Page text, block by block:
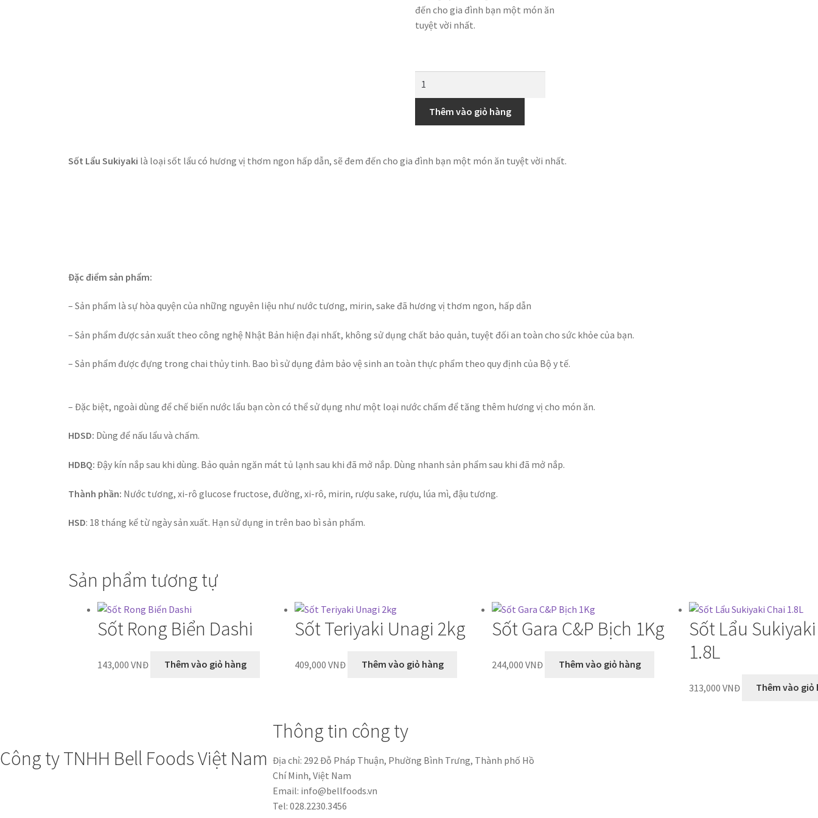
đến cho gia đình bạn một món ăn
tuyệt vời nhất.
Thêm vào giỏ hàng
Sốt Lẩu Sukiyaki là loại sốt lẩu có hương vị thơm ngon hấp dẫn, sẽ đem đến cho gia đình bạn một món ăn tuyệt vời nhất.
Đặc điểm sản phẩm:
– Sản phẩm là sự hòa quyện của những nguyên liệu như nước tương, mirin, sake đã hương vị thơm ngon, hấp dẫn
– Sản phẩm được sản xuất theo công nghệ Nhật Bản hiện đại nhất, không sử dụng chất bảo quản, tuyệt đối an toàn cho sức khỏe của bạn.
– Sản phẩm được đựng trong chai thủy tinh. Bao bì sử dụng đảm bảo vệ sinh an toàn thực phẩm theo quy định của Bộ y tế.
– Đặc biệt, ngoài dùng để chế biến nước lẩu bạn còn có thể sử dụng như một loại nước chấm để tăng thêm hương vị cho món ăn.
HDSD: Dùng để nấu lẩu và chấm.
HDBQ: Đậy kín nắp sau khi dùng. Bảo quản ngăn mát tủ lạnh sau khi đã mở nắp. Dùng nhanh sản phẩm sau khi đã mở nắp.
Thành phần: Nước tương, xi-rô glucose fructose, đường, xi-rô, mirin, rượu sake, rượu, lúa mì, đậu tương.
HSD: 18 tháng kể từ ngày sản xuất. Hạn sử dụng in trên bao bì sản phẩm.
Sản phẩm tương tự
Sốt Rong Biển Dashi
143,000 VNĐ Thêm vào giỏ hàng
Sốt Teriyaki Unagi 2kg
409,000 VNĐ Thêm vào giỏ hàng
Sốt Gara C&P Bịch 1Kg
244,000 VNĐ Thêm vào giỏ hàng
Sốt Lẩu
1.8L
313,000 VNĐ Thêm vào giỏ
Công ty TNHH Bell Foods Việt Nam
Thông tin công ty
Địa chỉ: 292 Đỗ Pháp Thuận, Phường Bình Trưng, Thành phố Hồ
Chí Minh, Việt Nam
Email: info@bellfoods.vn
Tel: 028.2230.3456